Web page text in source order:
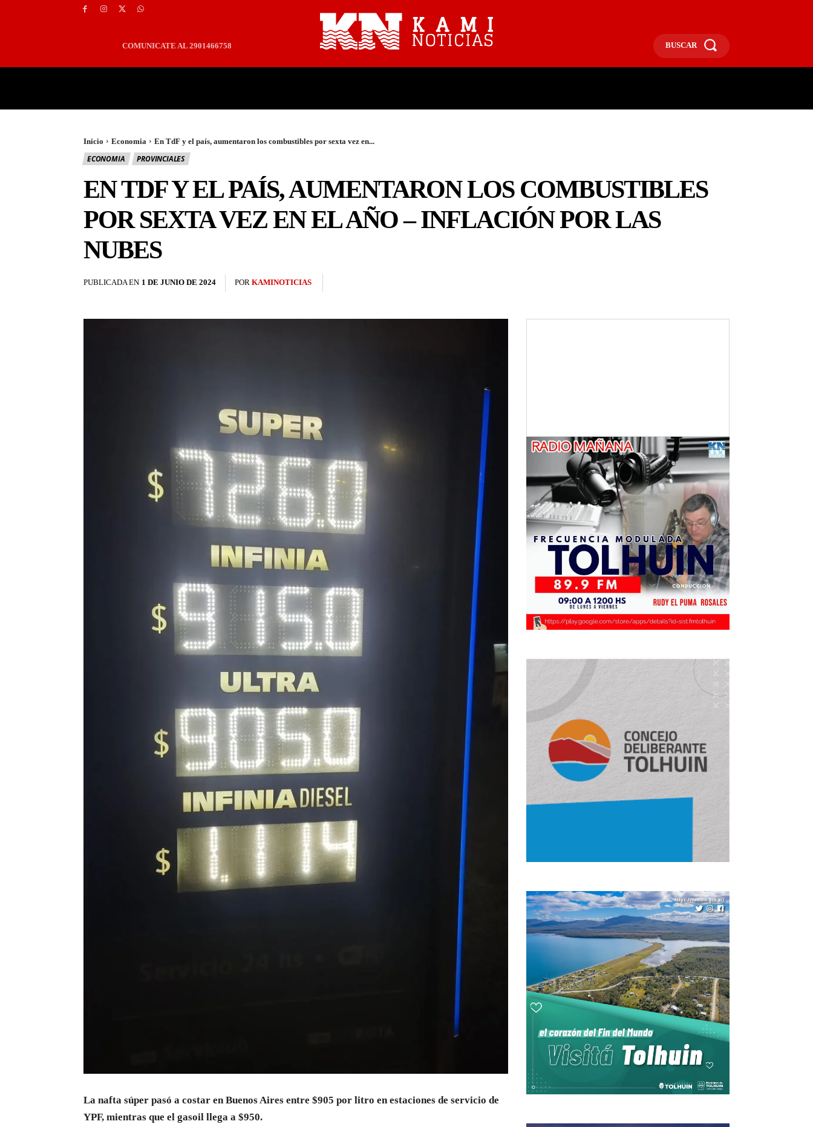
COMUNICATE AL 2901466758 BUSCAR
Inicio Economia En TdF y el país, aumentaron los combustibles por sexta vez en...
ECONOMIA PROVINCIALES
EN TDF Y EL PAÍS, AUMENTARON LOS COMBUSTIBLES
POR SEXTA VEZ EN EL AÑO – INFLACIÓN POR LAS
NUBES
PUBLICADA EN 1 DE JUNIO DE 2024 POR KAMINOTICIAS
La nafta súper pasó a costar en Buenos Aires entre $905 por litro en estaciones de servicio de
YPF, mientras que el gasoil llega a $950.